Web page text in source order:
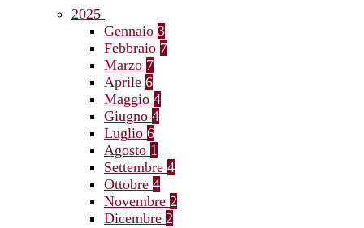
2025
Gennaio 3
Febbraio 7
Marzo 7
Aprile 6
Maggio 4
Giugno 4
Luglio 6
Agosto 1
Settembre 4
Ottobre 4
Novembre 2
Dicembre 2